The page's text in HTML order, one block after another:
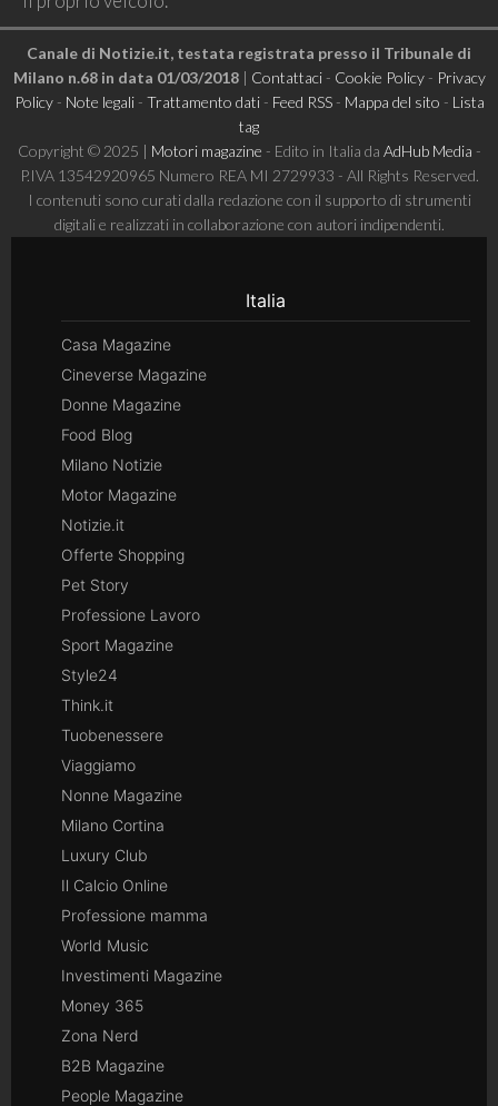
Canale di Notizie.it, testata registrata presso il Tribunale di
Milano n.68 in data 01/03/2018| Contattaci- Cookie Policy- Privacy
Policy- Note legali- Trattamento dati- Feed RSS- Mappa del sito - Lista
tag
Copyright © 2025 | Motori magazine - Edito in Italia da AdHub Media -
P.IVA 13542920965 Numero REA MI 2729933 - All Rights Reserved.
I contenuti sono curati dalla redazione con il supporto di strumenti
digitali e realizzati in collaborazione con autori indipendenti.
Italia
Casa Magazine
Cineverse Magazine
Donne Magazine
Food Blog
Milano Notizie
Motor Magazine
Notizie.it
Offerte Shopping
Pet Story
Professione Lavoro
Sport Magazine
Style24
Think.it
Tuobenessere
Viaggiamo
Nonne Magazine
Milano Cortina
Luxury Club
Il Calcio Online
Professione mamma
World Music
Investimenti Magazine
Money 365
Zona Nerd
B2B Magazine
People Magazine